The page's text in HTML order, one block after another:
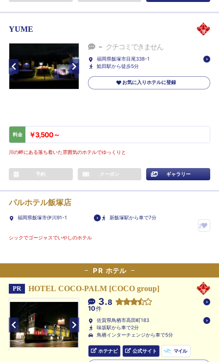
YUME
- クチコミできません
福岡県飯塚市目尾338-1
鯰田駅から徒歩5分
お気に入りホテルに登録
料金 ￥3,500～
川の畔にある落ち着いた雰囲気のホテルでゆっくりと
予約 クーポン ギャラリー
パルホテル飯塚店
福岡県飯塚市伊川91-1 新飯塚駅から車で7分
お
ホ
テ
ル
シックでゴージャスでいやしのホテル
PR ホテル
PR HOTEL COCO-PALM [COCO group]
3.8
10件
佐賀県鳥栖市高田町183
味坂駅から車で2分
鳥栖インターチェンジから車で5分
ホテナビ 公式サイト マイル